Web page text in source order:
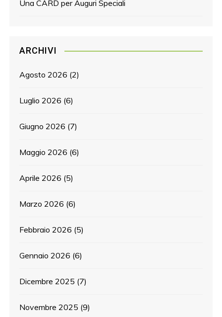
Una CARD per Auguri Speciali
ARCHIVI
Agosto 2026 (2)
Luglio 2026 (6)
Giugno 2026 (7)
Maggio 2026 (6)
Aprile 2026 (5)
Marzo 2026 (6)
Febbraio 2026 (5)
Gennaio 2026 (6)
Dicembre 2025 (7)
Novembre 2025 (9)